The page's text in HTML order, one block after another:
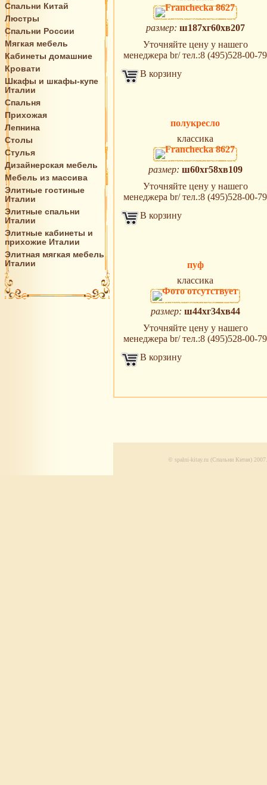
Спальни Китай
Люстры
Спальни России
Мягкая мебель
Кабинеты домашние
Кровати
Шкафы и шкафы-купе
Италии
Спальня
Прихожая
Лепнина
Столы
Стулья
Дизайнерская мебель
Мебель из массива
Элитные гостиные
Италии
Элитные спальни
Италии
Элитные кабинеты и
прихожие Италии
Элитная мягкая мебель
Италии
размер: ш187хг60хв207
Уточняйте цену у нашего
менеджера br/ тел.:8 (495)528-00-79
В корзину
полукресло
классика
размер: ш60хг58хв109
Уточняйте цену у нашего
менеджера br/ тел.:8 (495)528-00-79
В корзину
пуф
классика
размер: ш44хг34хв44
Уточняйте цену у нашего
менеджера br/ тел.:8 (495)528-00-79
В корзину
© spalni-kitay.ru (Спальни Китая) 2007.